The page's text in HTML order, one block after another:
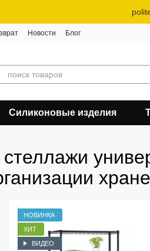
Новости Блог
Силиконовые изделия
НОВИНКА
ХИТ
ВИДЕО